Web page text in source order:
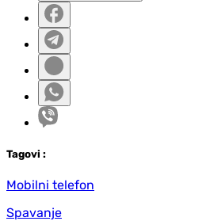
Tagovi :
Mobilni telefon
Spavanje